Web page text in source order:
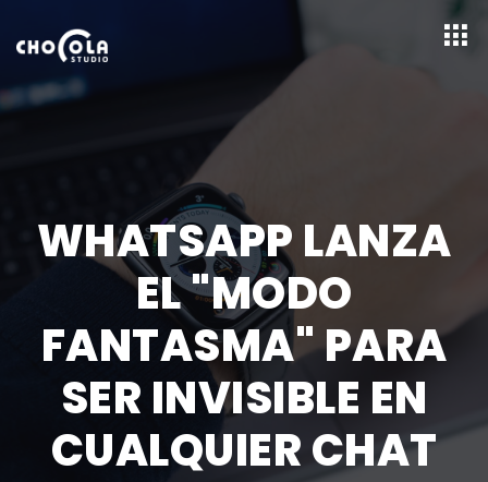
WHATSAPP LANZA
EL "MODO
FANTASMA" PARA
SER INVISIBLE EN
CUALQUIER CHAT